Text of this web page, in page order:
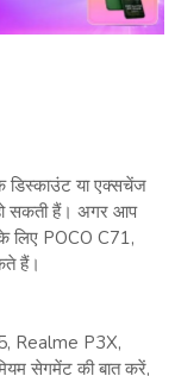
डिस्काउंट या एक्सचेंज
सकती हैं। अगर आप
लिए POCO C71,
हैं।
Realme P3X,
सेगमेंट की बात करें,